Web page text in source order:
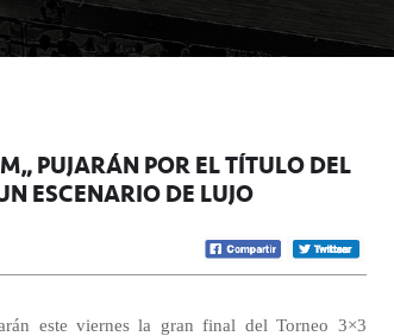
PUJARÁN POR EL TÍTULO DEL
ESCENARIO DE LUJO
este viernes la gran final del Torneo 3×3